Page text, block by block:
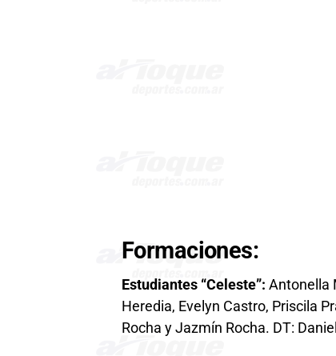
Formaciones:
Estudiantes “Celeste”: Antonella
Heredia, Evelyn Castro, Priscila
Rocha y Jazmín Rocha. DT: